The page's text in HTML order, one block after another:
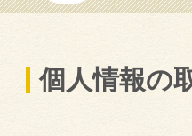
個人情報の